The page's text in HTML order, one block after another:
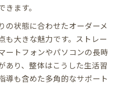
ます。
の状態に合わせたオーダーメ
も大きな魅力です。ストレー
ートフォンやパソコンの長時
あり、整体はこうした生活習
導も含めた多角的なサポート